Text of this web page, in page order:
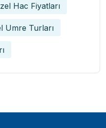
Hac Fiyatları
Umre Turları